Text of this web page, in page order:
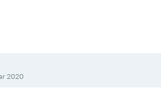
2020